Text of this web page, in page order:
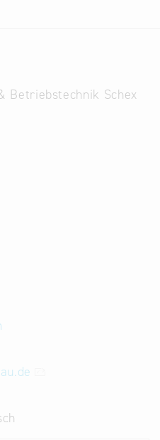
Betriebstechnik Schex